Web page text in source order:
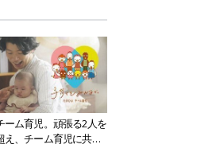
ム育児。頑張る2人を
、チーム育児に共感